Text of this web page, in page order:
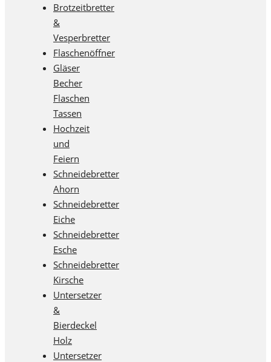
Brotzeitbretter
&
Vesperbretter
Flaschenöffner
Gläser
Becher
Flaschen
Tassen
Hochzeit
und
Feiern
Schneidebretter
Ahorn
Schneidebretter
Eiche
Schneidebretter
Esche
Schneidebretter
Kirsche
Untersetzer
&
Bierdeckel
Holz
Untersetzer